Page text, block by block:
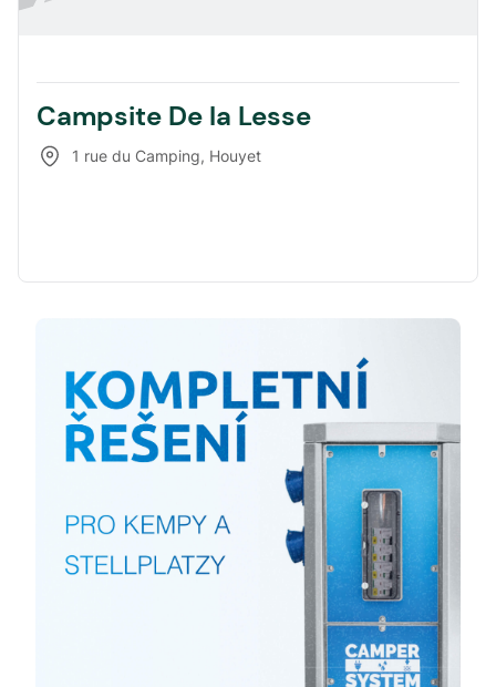
Campsite De la Lesse
1 rue du Camping, Houyet